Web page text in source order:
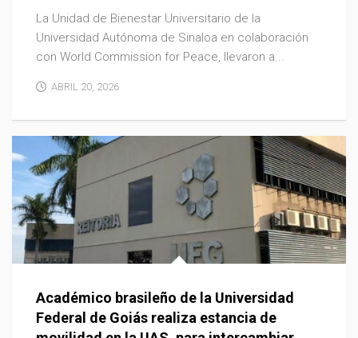
La Unidad de Bienestar Universitario de la
Universidad Autónoma de Sinaloa en colaboración
con World Commission for Peace, llevaron a...
ABRIL 20, 2026
Académico brasileño de la Universidad
Federal de Goiás realiza estancia de